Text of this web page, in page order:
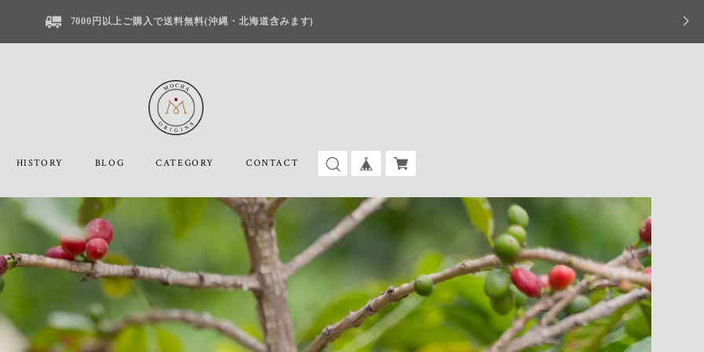
7000円以上ご購入で送料無料(沖縄・北海道含みます)
HISTORY BLOG CATEGORY CONTACT